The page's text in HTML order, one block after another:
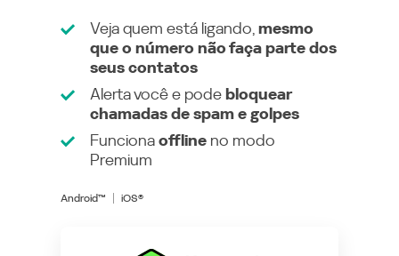
Veja quem está ligando, mesmo
que o número não faça parte dos
seus contatos
Alerta você e podebloquear
chamadas de spam e golpes
Funcionaoffline no modo
Premium
Android™ iOS®